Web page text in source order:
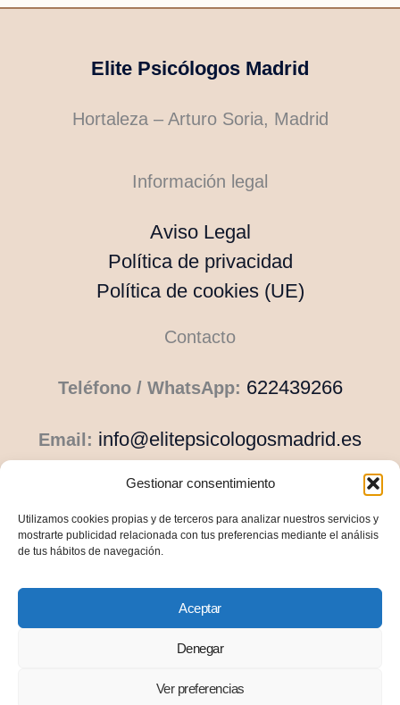
Gestionar consentimiento
Utilizamos cookies propias y de terceros para analizar nuestros servicios y
mostrarte publicidad relacionada con tus preferencias mediante el análisis
de tus hábitos de navegación.
Aceptar
Denegar
Ver preferencias
Elite Psicólogos Madrid
Hortaleza – Arturo Soria, Madrid
Información legal
Aviso Legal
Política de privacidad
Política de cookies (UE)
Contacto
Teléfono / WhatsApp: 622439266
Email: info@elitepsicologosmadrid.es
Navegación
Qué tratamos
Precios
Blog